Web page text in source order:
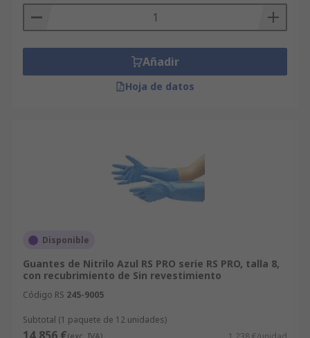
Añadir
Hoja de datos
Disponible
Guantes de Nitrilo Azul RS PRO serie RS PRO, talla 8,
con recubrimiento de Sin revestimiento
Código RS 245-9005
Subtotal (1 paquete de 12 unidades)